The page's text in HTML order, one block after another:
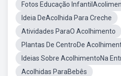
Fotos Educação
Ideia DeAcolhida Para Creche
Atividades ParaO Acolhimento
Plantas De CentroDe
Ideias Sobre AcolhimentoNa
Acolhidas ParaBebês